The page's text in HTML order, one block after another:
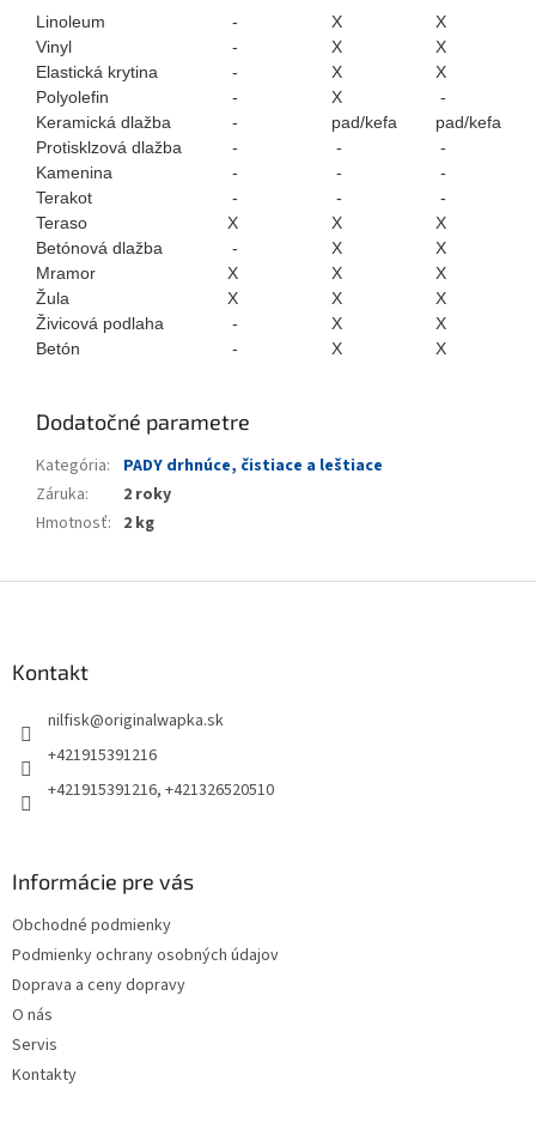
Linoleum
- X
X
Vinyl
- X
X
Elastická krytina
- X
X
Polyolefin
- X
-
Keramická dlažba
- pad/kefa
pad/kefa
Protisklzová dlažba
- -
-
Kamenina
- -
-
Terakot
- -
-
Teraso
X X
X
Betónová dlažba
- X
X
Mramor
X X
X
Žula
X X
X
Živicová podlaha
- X
X
Betón
- X X
Dodatočné parametre
Kategória:
PADY drhnúce, čistiace a leštiace
Záruka:
2 roky
Hmotnosť: 2 kg
Kontakt
nilfisk@originalwapka.sk
+421915391216
+421915391216, +421326520510
Informácie pre vás
Obchodné podmienky
Podmienky ochrany osobných údajov
Doprava a ceny dopravy
O nás
Servis
Kontakty